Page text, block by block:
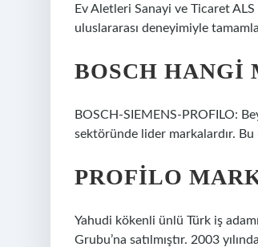
Ev Aletleri Sanayi ve Ticaret
uluslararası deneyimiyle
BOSCH HANGI
BOSCH-SIEMENS-PROFILO:
sektöründe lider markalardır.
PROFILO
Yahudi kökenli ünlü Türk iş
Grubu’na satılmıştır. 2003